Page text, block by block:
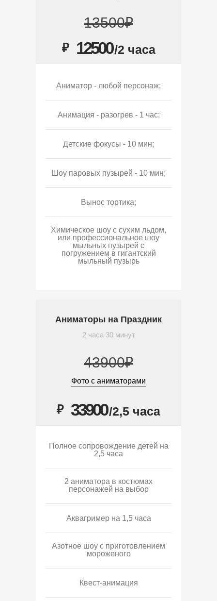
13500₽
₽ 12500/2 часа
Аниматор - любой персонаж;
Анимация - разогрев - 1 час;
Детские фокусы - 10 мин;
Шоу паровых пузырей - 10 мин;
Вынос тортика;
Химическое шоу с сухим льдом,
или профессиональное шоу
мыльных пузырей с
погружением в гигантский
мыльный пузырь
Аниматоры на Праздник
2 часа 30 минут
43900₽
Фото с аниматорами
₽ 33900/2,5 часа
Полное сопровождение детей на
2,5 часа
2 аниматора в костюмах
персонажей на выбор
Аквагример на 1,5 часа
Азотное шоу с приготовлением
мороженого
Квест-анимация